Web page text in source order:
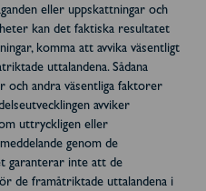
eller uppskattningar och
kan det faktiska resultatet
komma att avvika väsentligt
uttalandena. Sådana
och andra väsentliga faktorer
avviker
uttryckligen eller
genom de
garanterar inte att de
de framåtriktade uttalandena i